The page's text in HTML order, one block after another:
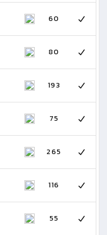
60
80
193
75
265
116
55